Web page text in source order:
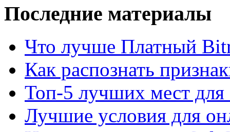
Последние материалы
Что лучше Платный
Как распознать
Топ-5 лучших мест для
Лучшие условия для